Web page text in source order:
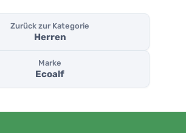
Zurück zur Kategorie
Herren
Marke
Ecoalf